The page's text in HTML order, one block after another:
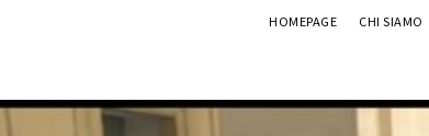
HOMEPAGE CHI SIAMO